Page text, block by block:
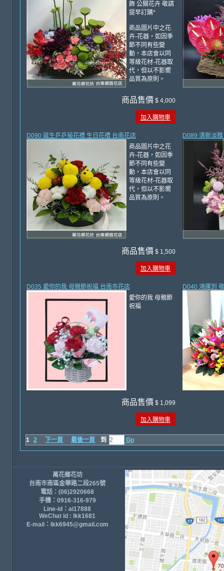
飾 公關花卉 敬請
提早訂購*
商品圖片中之花
卉-花器，如因季
節不同有些變
動，本店會以同
等級花材-花器取
代，但以不影嚮
品質為原則。
商品售價 $ 4,000
加入購物車
D090 誕生乒乒菊花禮 生日花禮 台南花店
商品圖片中之花
卉-花器，如因季
節不同有些變
動，本店會以同
等級花材-花器取
代，但以不影嚮
品質為原則。
商品售價 $ 1,500
加入購物車
D089 清新淡
D035 愛你的我 母親節祝福 台南市花店
愛你的我 母親節
祝福
商品售價 $ 1,099
加入購物車
D040 鴻運到
1 2 下一頁 最後一頁 到 Go
萬花鄉花坊
台南市南區金華路二段265號
電話：(06)2920668
手機：0916-316-979
Line-id：ai17888
WeChat id : lkk1681
E-mail：lkk6945@gmail.com